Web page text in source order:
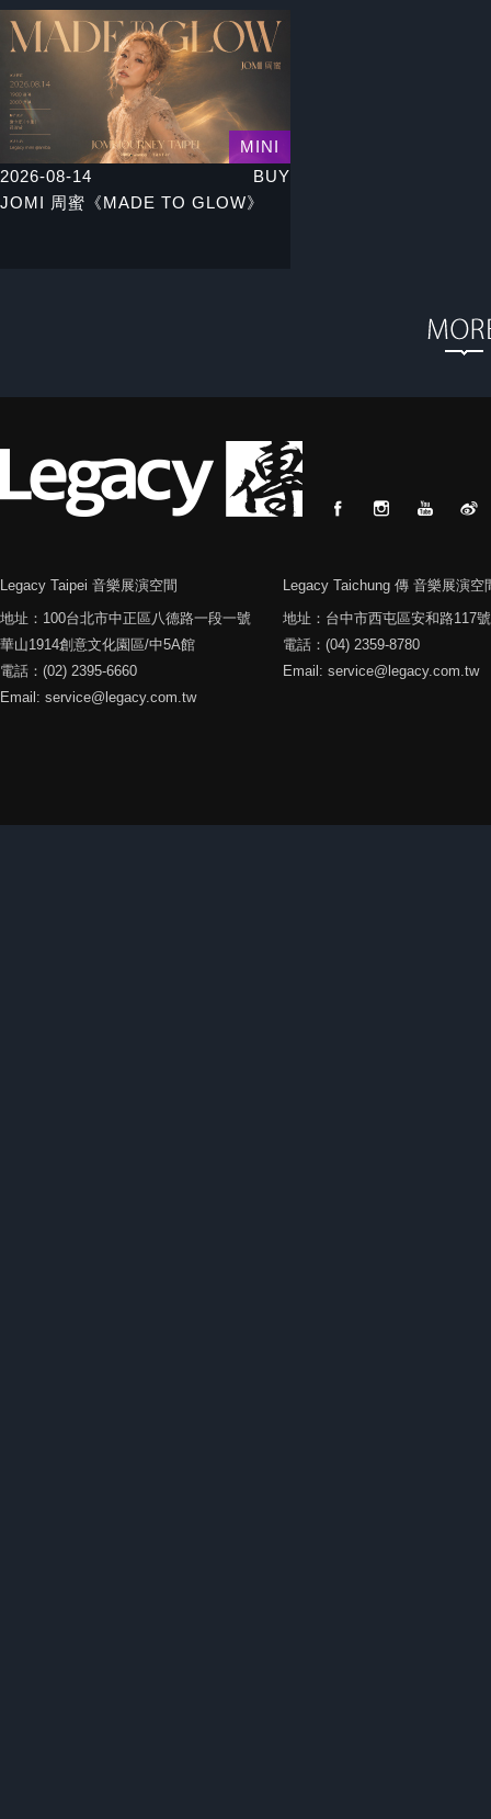
MINI
2026-08-14
BUY
JOMI 周蜜《MADE TO GLOW》
Legacy Taipei 音樂展演空間
Legacy Taichung 傳 音樂展演空
地址：100台北市中正區八德路一段一號
華山1914創意文化園區/中5A館
電話：(02) 2395-6660
Email: service@legacy.com.tw
地址：台中市西屯區安和路117號
電話：(04) 2359-8780
Email: service@legacy.com.tw